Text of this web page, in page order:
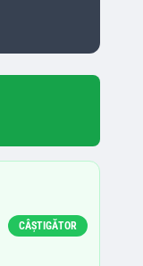
CÂȘTIGĂTOR